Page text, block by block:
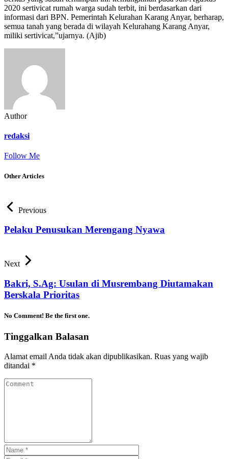
2020 sertivicat rumah warga sudah terbit, ini berdasarkan dari
informasi dari BPN. Pemerintah Kelurahan Karang Anyar, berharap,
semua tanah yang berada di wilayah Kelurahang Karang Anyar,
miliki sertivicat,”ujarnya. (Ajib)
Author
redaksi
Follow Me
Other Articles
Previous
Pelaku Penusukan Merengang Nyawa
Next
Bakri, S.Ag: Usulan di Musrembang Diutamakan
Berskala Prioritas
No Comment! Be the first one.
Tinggalkan Balasan
Alamat email Anda tidak akan dipublikasikan. Ruas yang wajib
ditandai *